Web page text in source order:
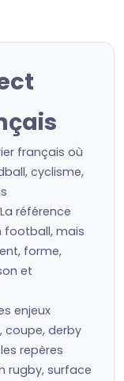
français où
cyclisme,
référence
football, mais
forme,
et
enjeux
coupe, derby
repères
rugby, surface